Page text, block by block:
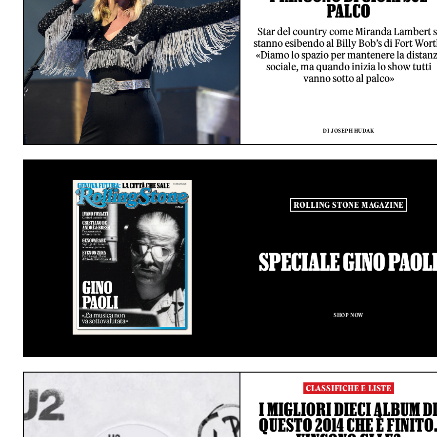
PALCO
Star del country come Miranda Lambert
stanno esibendo al Billy Bob’s di Fort
«Diamo lo spazio per mantenere la
sociale, ma quando inizia lo show tutti
vanno sotto al palco»
DI JOSEPH HUDAK
ROLLING STONE MAGAZINE
SPECIALE GINO
SHOP NOW
CLASSIFICHE E LISTE
I MIGLIORI DIECI ALBUM DI
QUESTO 2014 CHE È FINITO.